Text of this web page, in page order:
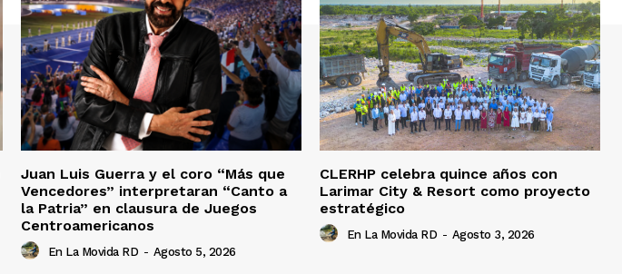
Juan Luis Guerra y el coro “Más que
Vencedores” interpretaran “Canto a
la Patria” en clausura de Juegos
Centroamericanos
En La Movida RD - Agosto 5, 2026
CLERHP celebra quince años con
Larimar City & Resort como proyecto
estratégico
En La Movida RD - Agosto 3, 2026